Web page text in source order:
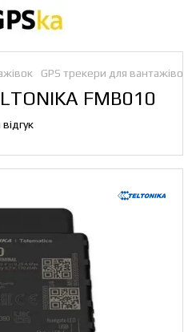
GPS трекери для вантажівок
FMB010